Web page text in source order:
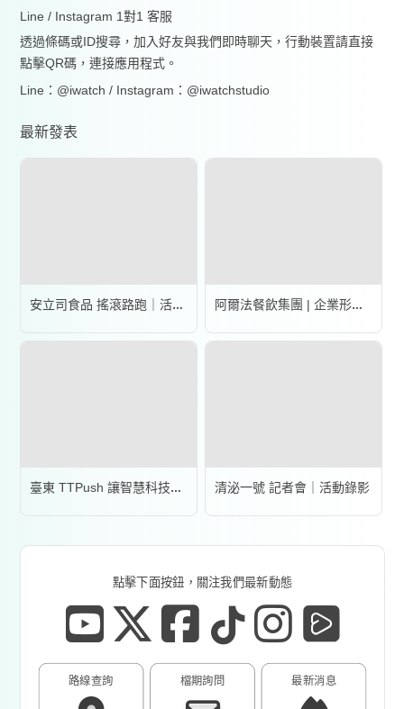
Line / Instagram 1對1 客服
透過條碼或ID搜尋，加入好友與我們即時聊天，行動裝置請直接
點擊QR碼，連接應用程式。
Line：@iwatch / Instagram：@iwatchstudio
最新發表
安立司食品 搖滾路跑｜活動錄影 阿爾法餐飲集團 | 企業形象宣傳片
臺東 TTPush 讓智慧科技更有溫度 | 形象影片 清泌一號 記者會｜活動錄影
點擊下面按鈕，關注我們最新動態
路線查詢 最新消息
檔期詢問